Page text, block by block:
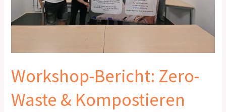
Workshop-Bericht: Zero-
Waste & Kompostieren